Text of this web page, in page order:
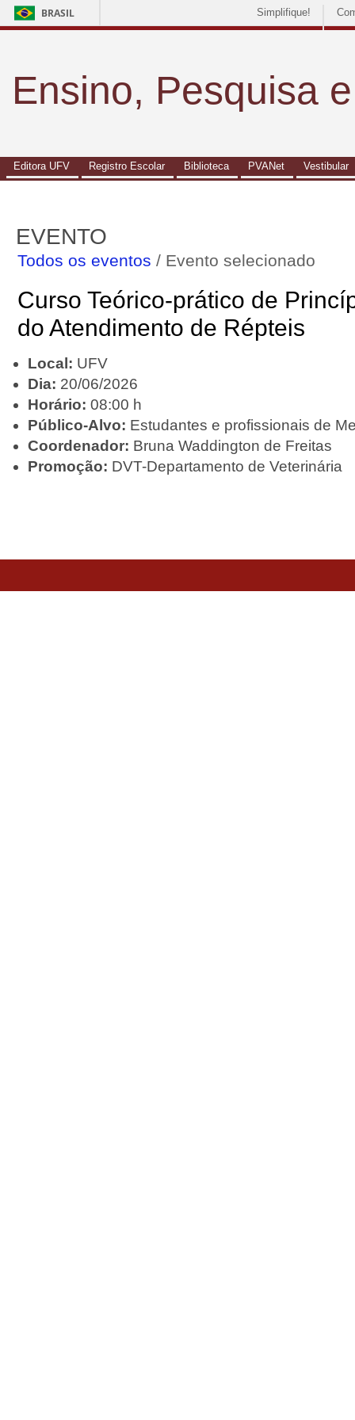
BRASIL Simplifique!
Ensino, Pesquisa
Editora UFV Registro Escolar Biblioteca PVANet Vestibular
EVENTO
Todos os eventos / Evento selecionado
Curso Teórico-prático de
do Atendimento de Répteis
Local: UFV
Dia: 20/06/2026
Horário: 08:00 h
Público-Alvo: Estudantes e profissionais de
Coordenador: Bruna Waddington de Freitas
Promoção: DVT-Departamento de Veterinária